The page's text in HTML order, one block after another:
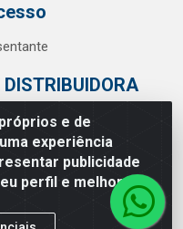
e de
experiência
publicidade
perfil e melhorar a